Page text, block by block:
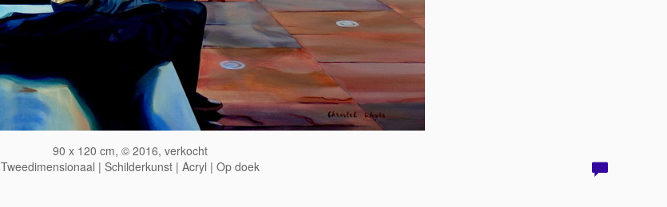
90 x 120 cm, © 2016, verkocht
Tweedimensionaal | Schilderkunst | Acryl | Op doek